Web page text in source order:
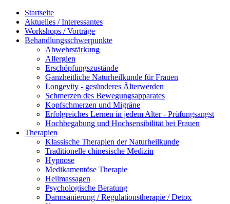
Startseite
Aktuelles / Interessantes
Workshops / Vorträge
Behandlungsschwerpunkte
Abwehrstärkung
Allergien
Erschöpfungszustände
Ganzheitliche Naturheilkunde für Frauen
Longevity - gesünderes Älterwerden
Schmerzen des Bewegungsapparates
Kopfschmerzen und Migräne
Erfolgreiches Lernen in jedem Alter - Prüfungsangst
Hochbegabung und Hochsensibilität bei Frauen
Therapien
Klassische Therapien der Naturheilkunde
Traditionelle chinesische Medizin
Hypnose
Medikamentöse Therapie
Heilmassagen
Psychologische Beratung
Darmsanierung / Regulationstherapie / Detox